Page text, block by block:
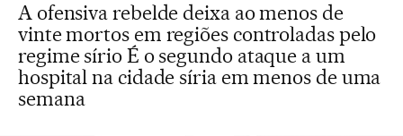
A ofensiva rebelde deixa ao menos de
vinte mortos em regiões controladas pelo
regime sírio É o segundo ataque a um
hospital na cidade síria em menos de uma
semana